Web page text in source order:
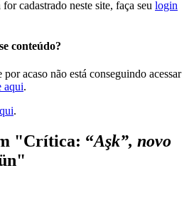
for cadastrado neste site, faça seu login
conteúdo?
acaso não está conseguindo acessar
aqui.
.
"Crítica: “Aşk”, novo
"